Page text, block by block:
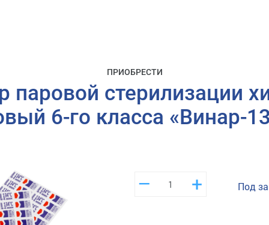
ПРИОБРЕСТИ
паровой стерилизации
6-го класса «Винар-
+
– Под